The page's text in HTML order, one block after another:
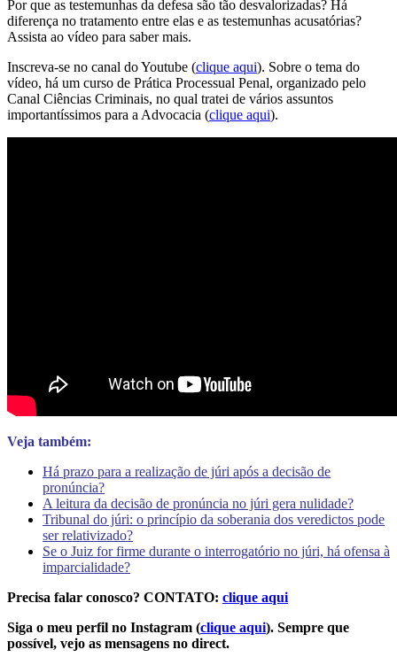
Por que as testemunhas da defesa são tão desvalorizadas? Há
diferença no tratamento entre elas e as testemunhas acusatórias?
Assista ao vídeo para saber mais.
Inscreva-se no canal do Youtube (clique aqui). Sobre o tema do
vídeo, há um curso de Prática Processual Penal, organizado pelo
Canal Ciências Criminais, no qual tratei de vários assuntos
importantíssimos para a Advocacia (clique aqui).
Veja também:
Há prazo para a realização de júri após a decisão de
pronúncia?
A leitura da decisão de pronúncia no júri gera nulidade?
Tribunal do júri: o princípio da soberania dos veredictos pode
ser relativizado?
Se o Juiz for firme durante o interrogatório no júri, há ofensa à
imparcialidade?
Precisa falar conosco? CONTATO: clique aqui
Siga o meu perfil no Instagram (clique aqui). Sempre que
possível, vejo as mensagens no direct.